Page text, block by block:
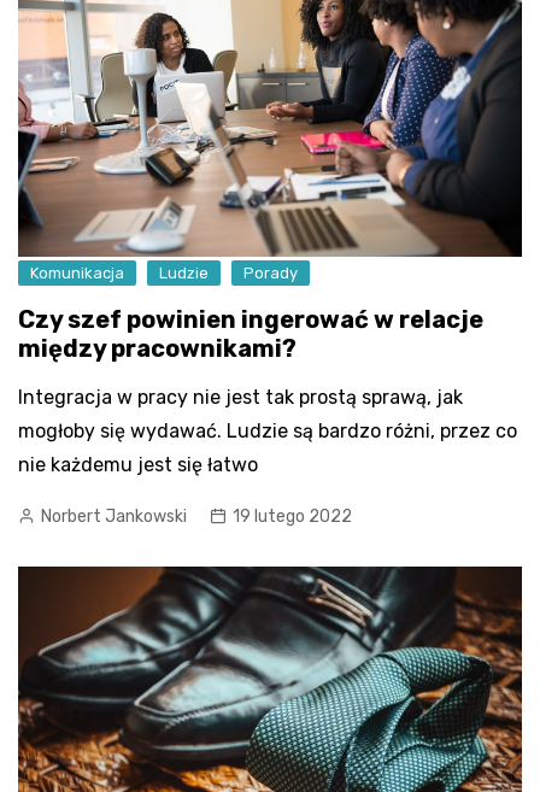
Komunikacja Ludzie Porady
Czy szef powinien ingerować w relacje
między pracownikami?
Integracja w pracy nie jest tak prostą sprawą, jak
mogłoby się wydawać. Ludzie są bardzo różni, przez co
nie każdemu jest się łatwo
Norbert Jankowski 19 lutego 2022